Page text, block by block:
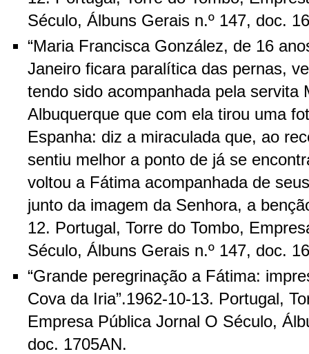
Século, Álbuns Gerais n.º 147, doc.
“Maria Francisca González, de 16
Janeiro ficara paralítica das pernas,
tendo sido acompanhada pela servita
Albuquerque que com ela tirou uma
Espanha: diz a miraculada que, ao
sentiu melhor a ponto de já se
voltou a Fátima acompanhada de
junto da imagem da Senhora, a
12. Portugal, Torre do Tombo,
Século, Álbuns Gerais n.º 147, doc.
“Grande peregrinação a Fátima:
Cova da Iria”.1962-10-13. Portugal,
Empresa Pública Jornal O Século,
doc. 1705AN.